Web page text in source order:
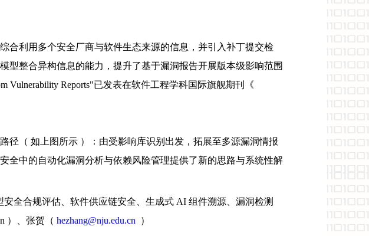
合利用多个安全厂商与软件生态来源的信息，并引入补丁提交检
型整合异构信息的能力，提升了基于漏洞报告开展版本级影响范围
Vulnerability Reports"已发表在软件工程学科国际旗舰期刊《
径（ 如上图所示 ）：由受影响库识别出发，拓展至多源漏洞情报
全中的自动化漏洞分析与依赖风险管理提供了新的思路与系统性解
全合规评估、软件供应链安全、生成式 AI 组件溯源、漏洞检测
）、张贺（ hezhang@nju.edu.cn ）